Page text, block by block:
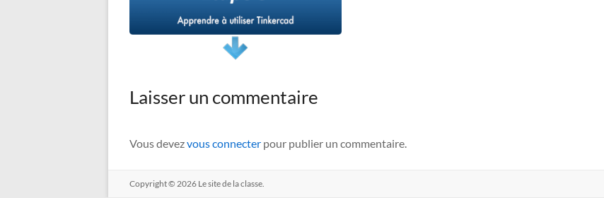
Laisser un commentaire
Vous devezvous connecter pour publier un commentaire.
Copyright © 2026 Le site de la classe.